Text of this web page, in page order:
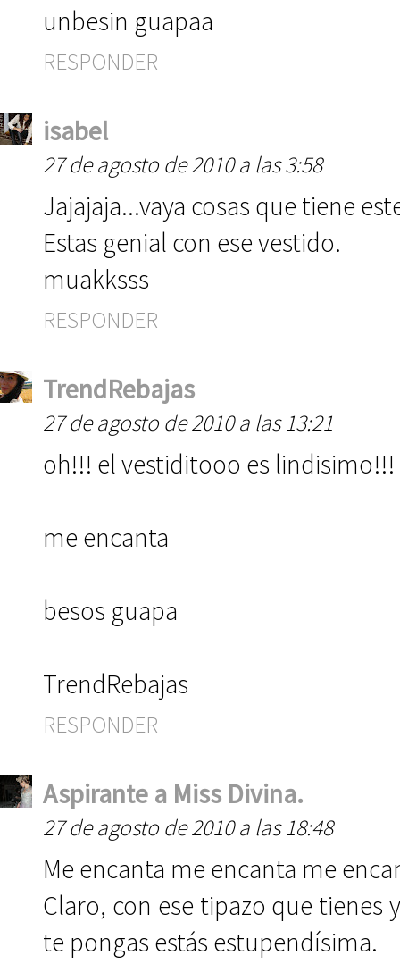
unbesin guapaa
RESPONDER
isabel
27 de agosto de 2010 a las 3:58
Jajajaja...vaya cosas que tiene
Estas genial con ese vestido.
muakksss
RESPONDER
TrendRebajas
27 de agosto de 2010 a las 13:21
oh!!! el vestiditooo es
me encanta
besos guapa
TrendRebajas
RESPONDER
Aspirante a Miss Divina.
27 de agosto de 2010 a las 18:48
Me encanta me encanta me
Claro, con ese tipazo que tienes
te pongas estás estupendísima.